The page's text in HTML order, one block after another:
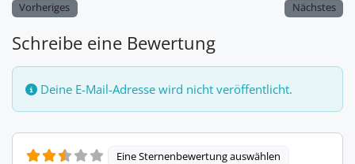
Vorheriges Nächstes
Schreibe eine Bewertung
Deine E-Mail-Adresse wird nicht veröffentlicht.
Eine Sternenbewertung auswählen